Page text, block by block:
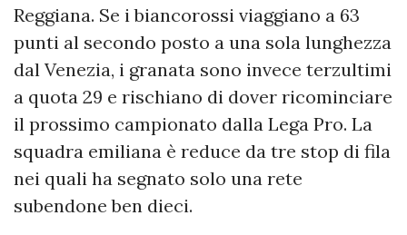
Reggiana. Se i biancorossi viaggiano a 63
punti al secondo posto a una sola lunghezza
dal Venezia, i granata sono invece terzultimi
a quota 29 e rischiano di dover ricominciare
il prossimo campionato dalla Lega Pro. La
squadra emiliana è reduce da tre stop di fila
nei quali ha segnato solo una rete
subendone ben dieci.